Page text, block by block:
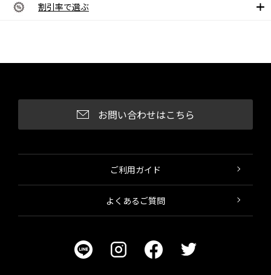
割引率で選ぶ
お問い合わせはこちら
ご利用ガイド
よくあるご質問